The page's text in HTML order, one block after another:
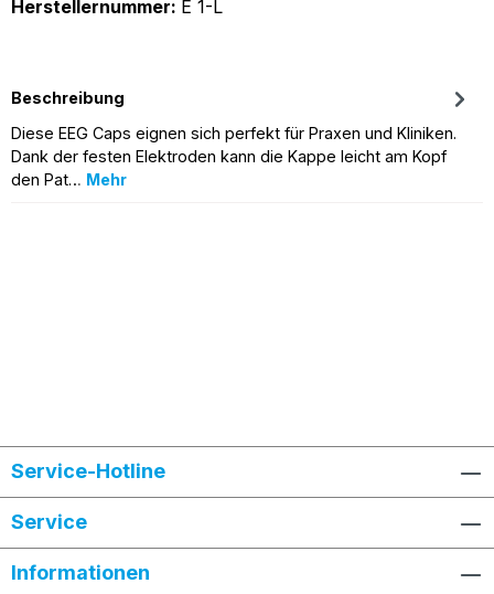
Herstellernummer: E 1-L
Beschreibung
Diese EEG Caps eignen sich perfekt für Praxen und Kliniken.
Dank der festen Elektroden kann die Kappe leicht am Kopf
den Pat… Mehr
Service-Hotline
Service
Informationen